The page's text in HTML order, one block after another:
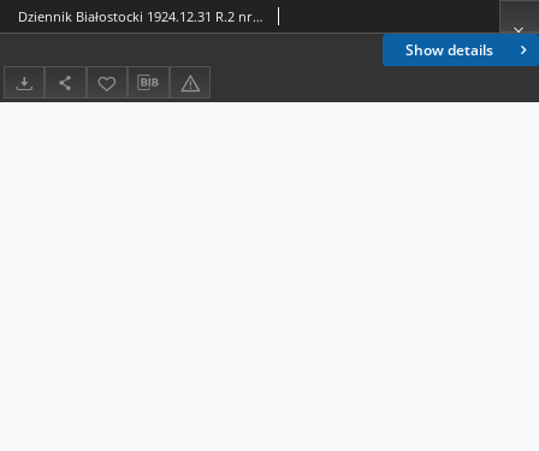
Show details
Dziennik Białostocki 1924.12.31 R.2 nr 357